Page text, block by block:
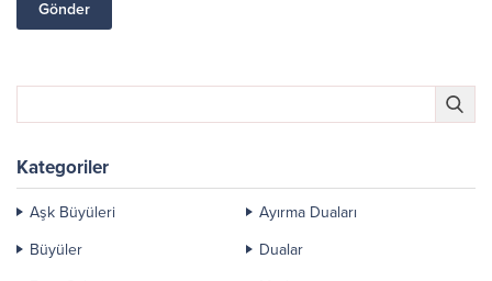
Kategoriler
Aşk Büyüleri
Ayırma Duaları
Büyüler
Dualar